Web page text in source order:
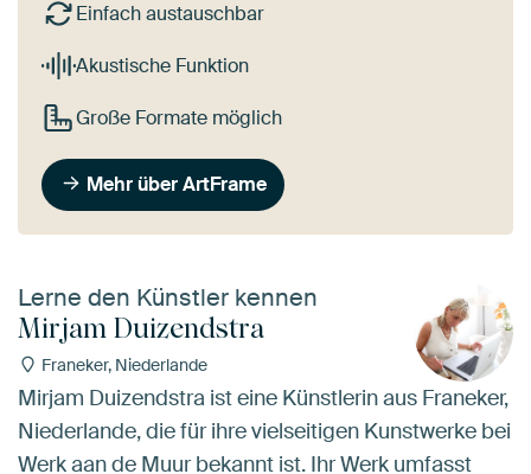
Einfach austauschbar
Akustische Funktion
Große Formate möglich
Mehr über ArtFrame
Lerne den Künstler kennen
Mirjam Duizendstra
Franeker, Niederlande
Mirjam Duizendstra ist eine Künstlerin aus Franeker,
Niederlande, die für ihre vielseitigen Kunstwerke bei
Werk aan de Muur bekannt ist. Ihr Werk umfasst